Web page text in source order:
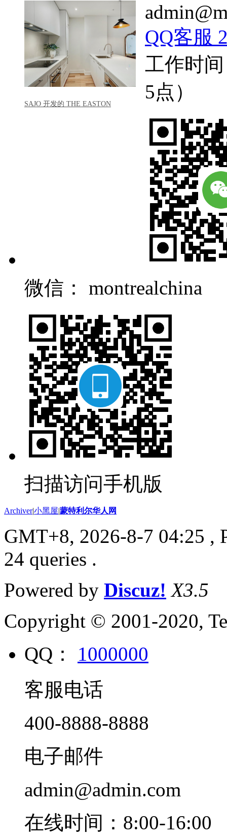
SAJO 开发的 THE EASTON
QQ客服
工作时
5点）
微信： montrealchina
扫描访问手机版
Archiver|小黑屋|蒙特利尔华人网
GMT+8, 2026-8-7 04:25 ,
24 queries .
Powered by Discuz! X3.5
Copyright © 2001-2020,
QQ： 1000000
客服电话
400-8888-8888
电子邮件
admin@admin.com
在线时间：8:00-16:00